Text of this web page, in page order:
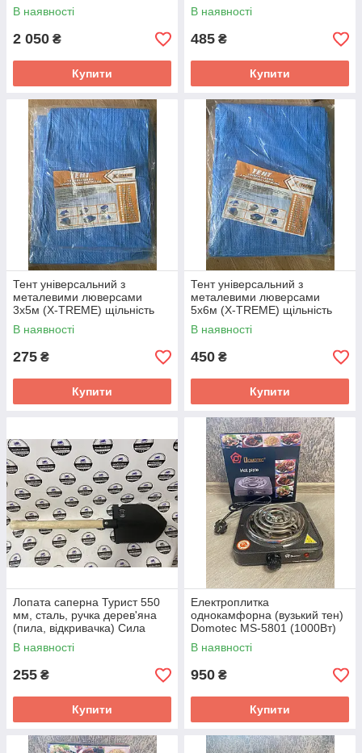
В наявності
2 050 ₴
Купити
В наявності
485 ₴
Купити
Тент універсальний з
металевими люверсами
3х5м (X-TREME) щільність
50г/кв.м
В наявності
275 ₴
Купити
Тент універсальний з
металевими люверсами
5х6м (X-TREME) щільність
50г/кв.м
В наявності
450 ₴
Купити
Лопата саперна Турист 550
мм, сталь, ручка дерев'яна
(пила, відкривачка) Сила
В наявності
255 ₴
Купити
Електроплитка
однокамфорна (вузький тен)
Domotec MS-5801 (1000Вт)
В наявності
950 ₴
Купити